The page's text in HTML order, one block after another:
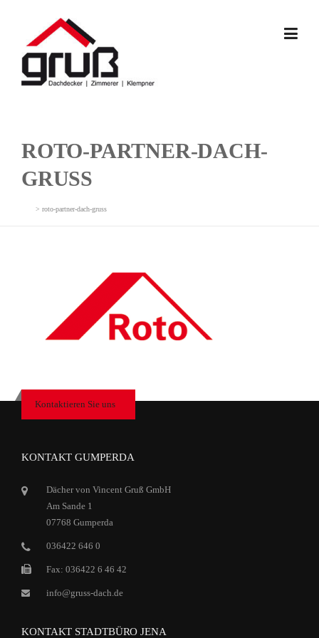
ROTO-PARTNER-DACH-
GRUSS
> roto-partner-dach-gruss
Kontaktieren Sie uns
KONTAKT GUMPERDA
Dächer von Vincent Gruß GmbH
Am Sande 1
07768 Gumperda
036422 646 0
Fax: 036422 6 46 42
info@gruss-dach.de
KONTAKT STADTBÜRO JENA